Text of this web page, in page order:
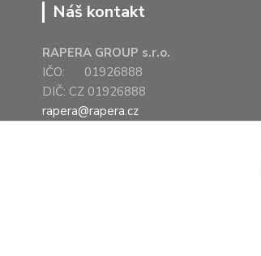
Náš kontakt
RAPERA GROUP s.r.o.
IČO: 01926888
DIČ: CZ 01926888
rapera@rapera.cz